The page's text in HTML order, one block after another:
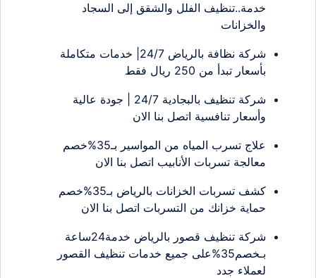
خدمة..تنظيف الفلل والشقق إلى السجاد
والخزانات
شركة نظافة بالرياض 24/7| خدمات متكاملة
بأسعار تبدأ من 250 ريال فقط
شركة تنظيف بالبجادية 24/7 | جودة عالية
وأسعار تنافسية اتصل بنا الان
علاج تسرب المياه من المواسير بـ35%خصم
معالجة تسربات الأنابيب اتصل بنا الان
كشف تسربات الخزانات بالرياض بـ35%خصم
حماية خزانك من التسربات اتصل بنا الان
شركة تنظيف قصور بالرياض خدمة24ساعة
بـخصم35%على جميع خدمات تنظيف القصور
لعملاء جدد